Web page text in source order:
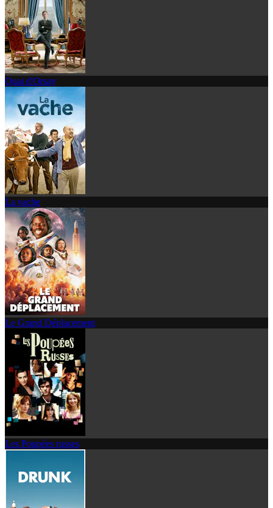
Quai d'Orsay
La vache
Le Grand Déplacement
Les Poupées russes